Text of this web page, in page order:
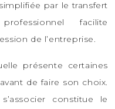
par le transfert
facilite
de l’entreprise.
présente certaines
de faire son choix.
constitue le